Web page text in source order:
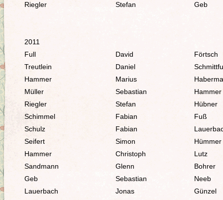
Riegler
Stefan Geb
2011
Full
David
Förtsch
Treutlein
Daniel
Hammer
Marius
Müller
Sebastian
Hammer
Riegler
Stefan
Hübner
Schimmel
Fabian
Fuß
Schulz
Fabian
Seifert
Simon
Hümmer
Hammer
Christoph
Lutz
Sandmann
Glenn
Bohrer
Geb
Sebastian
Neeb
Lauerbach
Jonas
Günzel